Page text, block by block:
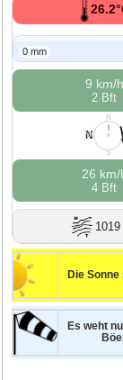
0 mm
9 km/h
2 Bft
N
S
W
N
26 km/
4 Bft
Die Sonne
Es weht